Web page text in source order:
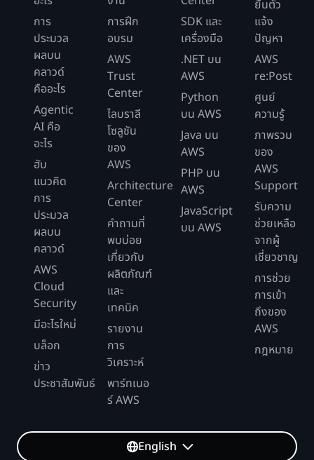
การ
ประมวล
ผลบน
คลาวด์
คืออะไร
Agentic
AI คือ
อะไร
ฮับ
แนวคิด
การ
ประมวล
ผลบน
คลาวด์
AWS
Cloud
Security
มีอะไรใหม่
บล็อก
ข่าว
ประชาสัมพันธ์
การฝึก
อบรม
AWS
Trust
Center
ไลบราลี
โซลูชัน
ของ
AWS
Architecture
Center
คำถามที่
พบบ่อย
เกี่ยวกับ
ผลิตภัณฑ์
และ
เทคนิค
รายงาน
การ
วิเคราะห์
พาร์ทเนอ
ร์ AWS
SDK และ
เครื่องมือ
.NET บน
AWS
Python
บน AWS
Java บน
AWS
PHP บน
AWS
JavaScript
บน AWS
ยื่นตั๋ว
แจ้ง
ปัญหา
AWS
re:Post
ศูนย์
ความรู้
ภาพรวม
ของ
AWS
Support
รับความ
ช่วยเหลือ
จากผู้
เชี่ยวชาญ
การช่วย
การเข้า
ถึงของ
AWS
กฎหมาย
English